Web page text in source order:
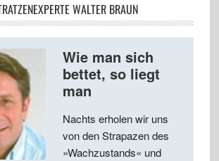
WALTER BRAUN
Wie man sich
bettet, so liegt
man
Nachts erholen wir uns
von den Strapazen des
»Wachzustands« und